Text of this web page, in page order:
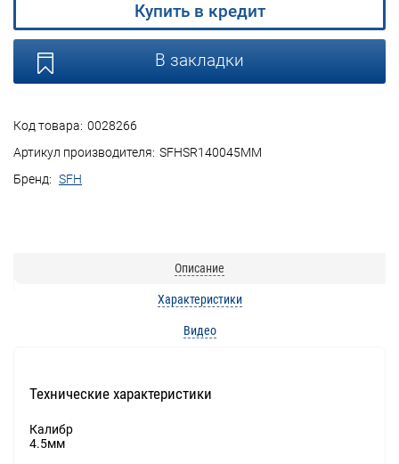
Код товара: 0028266
Артикул производителя: SFHSR140045MM
Бренд: SFH
Купить в кредит
В закладки
Описание
Характеристики
Видео
Технические характеристики
Калибр
4.5мм